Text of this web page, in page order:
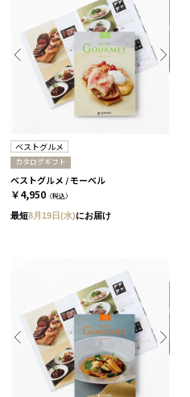
ベストグルメ
カタログギフト
ベストグルメ / モーベル
￥4,950 （税込）
最短8月19日(水)にお届け